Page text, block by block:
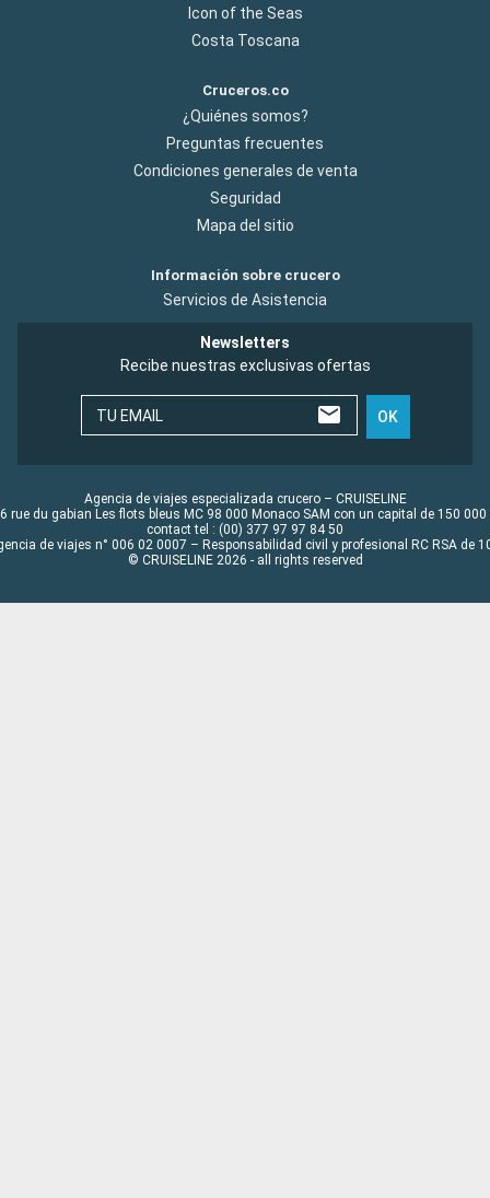
Icon of the Seas
Costa Toscana
Cruceros.co
¿Quiénes somos?
Preguntas frecuentes
Condiciones generales de venta
Seguridad
Mapa del sitio
Información sobre crucero
Servicios de Asistencia
Newsletters
Recibe nuestras exclusivas ofertas
TU EMAIL OK
Agencia de viajes especializada crucero – CRUISELINE
rue du gabian Les flots bleus MC 98 000 Monaco SAM con un capital de 150 000
contact tel : (00) 377 97 97 84 50
de viajes n° 006 02 0007 – Responsabilidad civil y profesional RC RSA de
© CRUISELINE 2026 - all rights reserved